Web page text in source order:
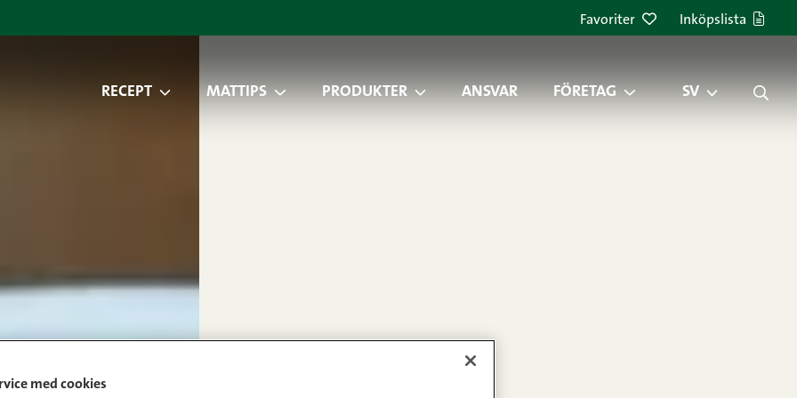
Favoriter Inköpslista
RECEPT MATTIPS PRODUKTER ANSVAR FÖRETAG SV
med cookies